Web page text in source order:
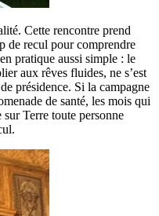
Cette rencontre prend
de recul pour comprendre
pratique aussi simple : le
aux rêves fluides, ne s’est
présidence. Si la campagne
de santé, les mois qui
Terre toute personne